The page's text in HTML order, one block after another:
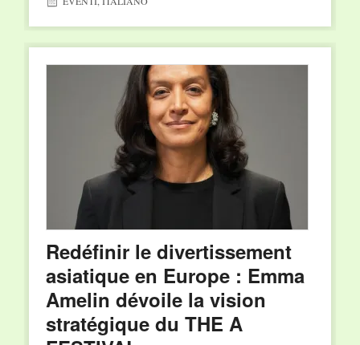
Redéfinir le divertissement
asiatique en Europe : Emma
Amelin dévoile la vision
stratégique du THE A